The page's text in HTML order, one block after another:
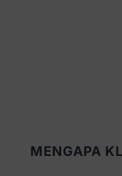
MENGAPA